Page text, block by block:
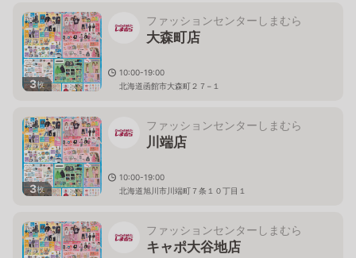
3枚
ファッションセンターしまむら
大森町店
10:00-19:00
北海道函館市大森町２７−１
3枚
ファッションセンターしまむら
川端店
10:00-19:00
北海道旭川市川端町７条１０丁目１
ファッションセンターしまむら
キャポ大谷地店